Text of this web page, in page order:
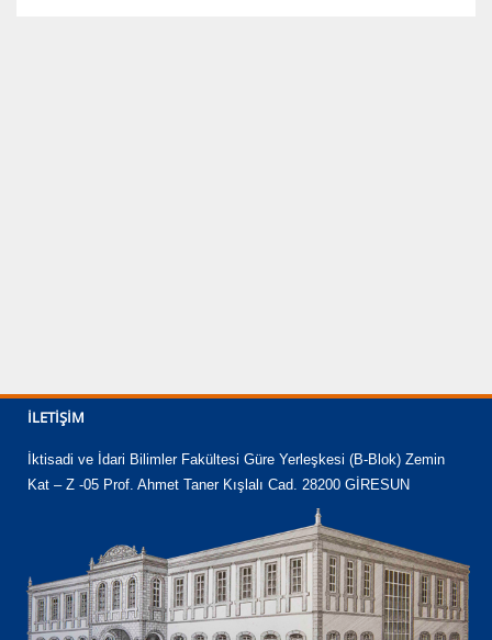
İLETIŞIM
İktisadi ve İdari Bilimler Fakültesi Güre Yerleşkesi (B-Blok) Zemin
Kat – Z -05 Prof. Ahmet Taner Kışlalı Cad. 28200 GİRESUN